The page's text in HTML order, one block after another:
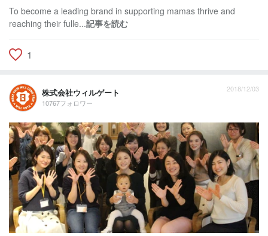
To become a leading brand in supporting mamas thrive and
reaching their fulle...記事を読む
1
株式会社ウィルゲート
10767フォロワー
2018/12/03